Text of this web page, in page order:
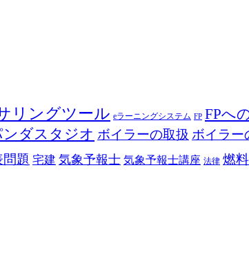
リングツール eラーニングシステム FP FPへ
ンダスタジオ ボイラーの取扱 ボイラー
題 宅建 気象予報士 気象予報士講座 法律 燃